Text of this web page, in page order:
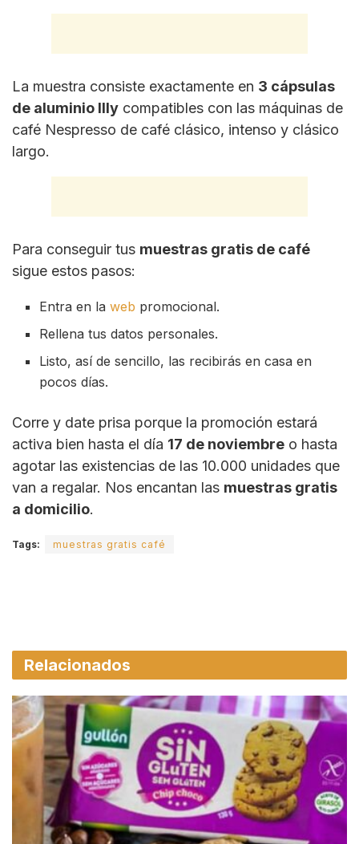
La muestra consiste exactamente en 3 cápsulas
de aluminio Illy compatibles con las máquinas de
café Nespresso de café clásico, intenso y clásico
largo.
Para conseguir tus muestras gratis de café
sigue estos pasos:
Entra en laweb promocional.
Rellena tus datos personales.
Listo, así de sencillo, las recibirás en casa en
pocos días.
Corre y date prisa porque la promoción estará
activa bien hasta el día 17 de noviembre o hasta
agotar las existencias de las 10.000 unidades que
van a regalar. Nos encantan las muestras gratis
a domicilio.
Tags: muestras gratis café
Relacionados